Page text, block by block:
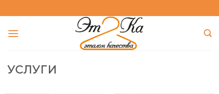
to
content
УСЛУГИ